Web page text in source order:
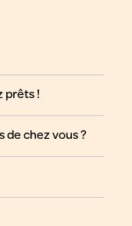
prêts !
de chez vous ?